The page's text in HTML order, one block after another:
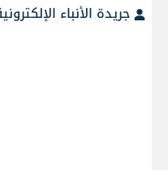
جريدة الأنباء